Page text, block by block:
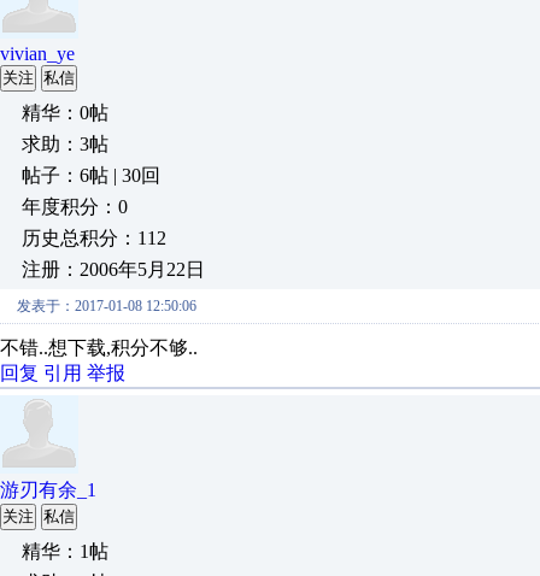
vivian_ye
关注 私信
精华：0帖
求助：3帖
帖子：6帖 | 30回
年度积分：0
历史总积分：112
注册：2006年5月22日
发表于：2017-01-08 12:50:06
不错..想下载,积分不够..
回复 引用 举报
游刃有余_1
关注 私信
精华：1帖